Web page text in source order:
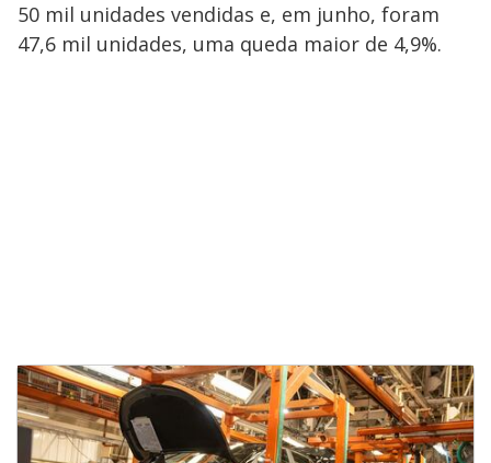
50 mil unidades vendidas e, em junho, foram
47,6 mil unidades, uma queda maior de 4,9%.